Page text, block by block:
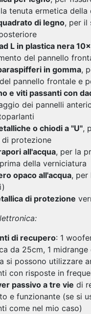
tenuta ermetica della
di legno, per il
L in plastica nera
del pannello
in gomma,
pannello frontale e
e viti passanti con
dei pannelli
o chiodi a "U",
protezione
all'acqua, per la
della verniciatura
opaco all'acqua, per
di protezione
di recupero: 1
da 25cm, 1 midrange
si possono utilizzare
con risposte in
passivo a tre vie di
e funzionante (se si
come nel mio caso)